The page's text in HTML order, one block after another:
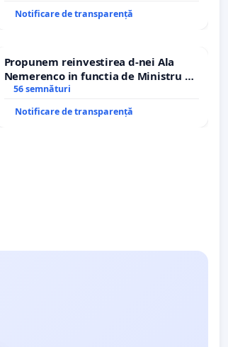
Notificare de transparență
Propunem reinvestirea d-nei Ala
Nemerenco in functia de Ministru al
Sanatatii
56 semnături
Notificare de transparență